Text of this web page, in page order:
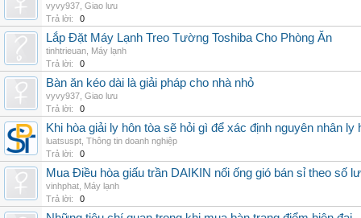
vyvy937 Giao lưu
Trả lời:
0
Lắp Đặt Máy Lạnh Treo Tường Toshiba Cho Phòng Ăn
tinhtrieuan Máy lạnh
Trả lời:
0
Bàn ăn kéo dài là giải pháp cho nhà nhỏ
vyvy937 Giao lưu
Trả lời:
0
Khi hòa giải ly hôn tòa sẽ hỏi gì để xác định nguyên nhân ly
luatsuspt Thông tin doanh nghiệp
Trả lời:
0
Mua Điều hòa giấu trần DAIKIN nối ống gió bán sỉ theo số
vinhphat Máy lạnh
Trả lời:
0